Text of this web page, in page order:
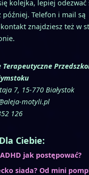
kolejka, lepiej odezwać
później. Telefon i mail są
znajdziesz też w
7, 15-770 Białystok
motyli.pl
126
Ciebie:
jak postępować?
siada? Od mini